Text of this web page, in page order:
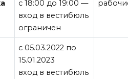
с 18:00 до 19:00 —
вход в вестибюль
ограничен
с 05.03.2022 по
15.01.2023
вход в вестибюль